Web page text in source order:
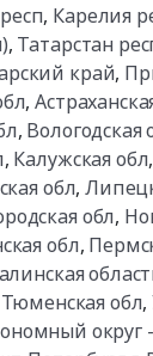
, Карелия
, Татарстан
край,
,
, Вологодская
, Калужская обл,
обл,
обл,
обл,
Тюменская обл,
округ